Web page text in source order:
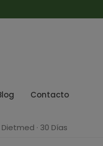
Contacto
· 30 Días